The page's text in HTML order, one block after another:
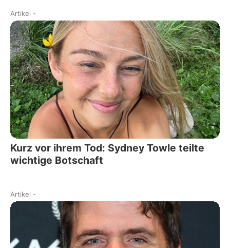
Artikel -
Kurz vor ihrem Tod: Sydney Towle teilte
wichtige Botschaft
Artikel -